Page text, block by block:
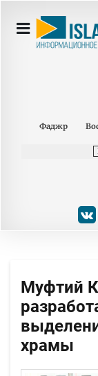
Фаджр
Муфтий
храмы